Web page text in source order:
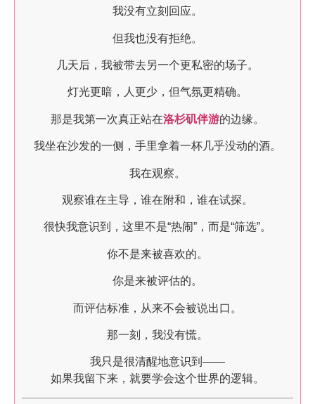
我没有立刻回应。
但我也没有拒绝。
几天后，我被带去另一个更私密的场子。
灯光更暗，人更少，但气氛更精确。
那是我第一次真正站在洛杉矶伴游的边缘。
我坐在沙发的一侧，手里拿着一杯几乎没动的酒。
我在观察。
观察谁在主导，谁在附和，谁在试探。
很快我意识到，这里不是“热闹”，而是“筛选”。
你不是来被喜欢的。
你是来被评估的。
而评估标准，从来不会被说出口。
那一刻，我没有慌。
我只是很清醒地意识到——
如果我留下来，就要学会这个世界的逻辑。